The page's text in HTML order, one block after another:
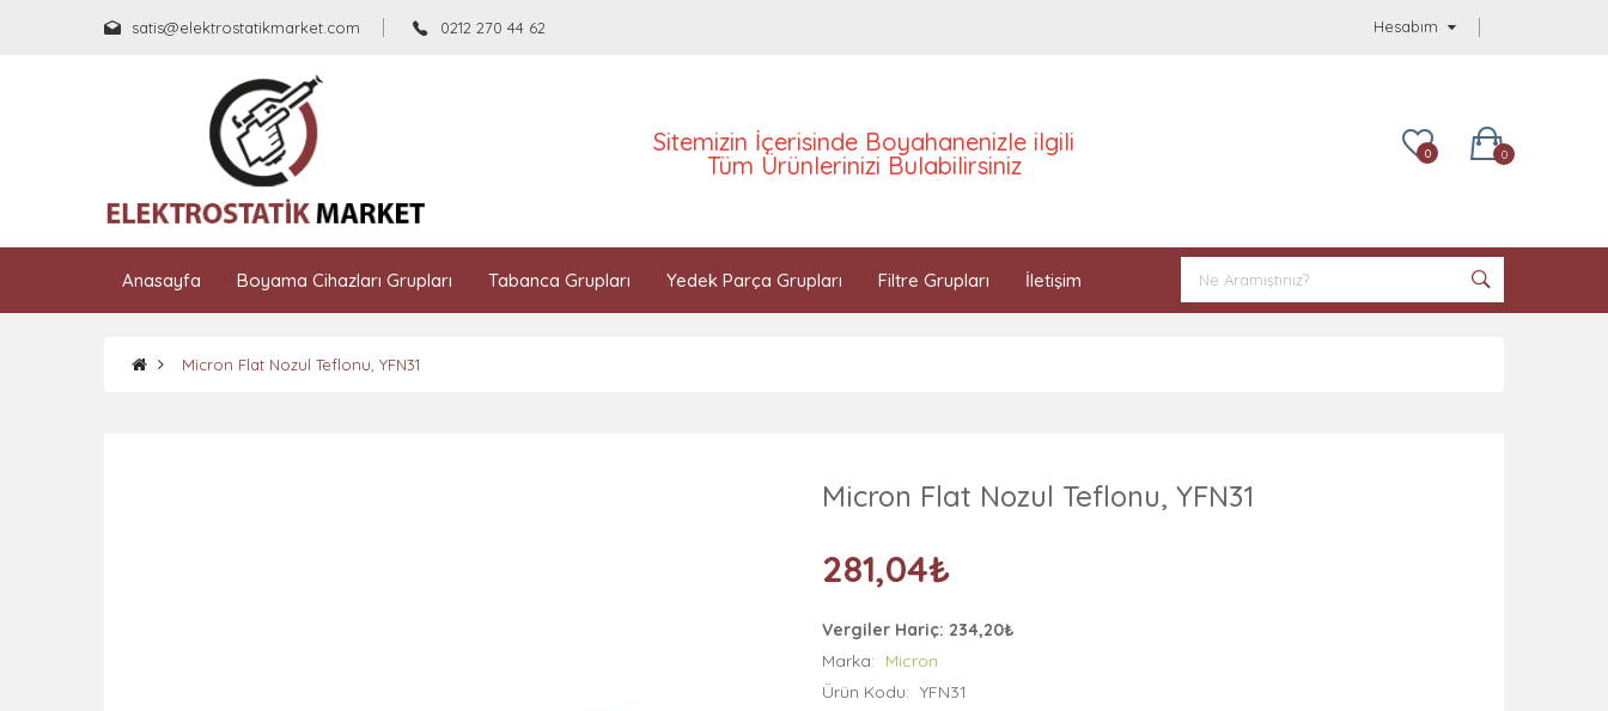
satis@elektrostatikmarket.com 0212 270 44 62 Hesabım
Sitemizin İçerisinde Boyahanenizle ilgili
Tüm Ürünlerinizi Bulabilirsiniz
0
0
Anasayfa Boyama Cihazları Grupları Tabanca Grupları Yedek Parça Grupları Filtre Grupları İletişim
Micron Flat Nozul Teflonu, YFN31
Micron Flat Nozul Teflonu, YFN31
281,04₺
Vergiler Hariç: 234,20₺
Marka:
Micron
Ürün Kodu: YFN31